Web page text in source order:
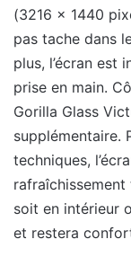
(3216 x 1440
pas tache dans
plus, l’écran est
prise en main.
Gorilla Glass
supplémentaire.
techniques,
soit en intérieur
et restera